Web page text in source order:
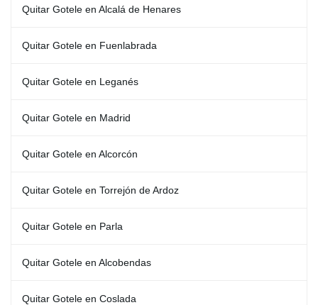
Quitar Gotele en Alcalá de Henares
Quitar Gotele en Fuenlabrada
Quitar Gotele en Leganés
Quitar Gotele en Madrid
Quitar Gotele en Alcorcón
Quitar Gotele en Torrejón de Ardoz
Quitar Gotele en Parla
Quitar Gotele en Alcobendas
Quitar Gotele en Coslada